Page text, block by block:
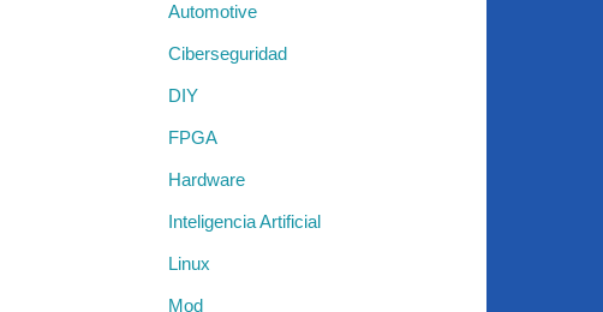
Automotive
Ciberseguridad
DIY
FPGA
Hardware
Inteligencia Artificial
Linux
Mod